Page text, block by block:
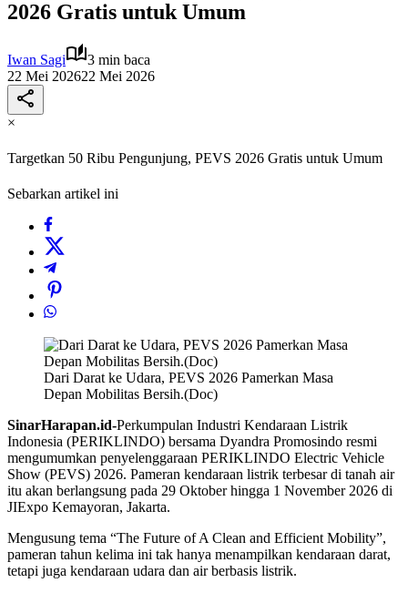
2026 Gratis untuk Umum
Iwan Sagi
3 min baca
22 Mei 202622 Mei 2026
×
Targetkan 50 Ribu Pengunjung, PEVS 2026 Gratis untuk Umum
Sebarkan artikel ini
Dari Darat ke Udara, PEVS 2026 Pamerkan Masa
Depan Mobilitas Bersih.(Doc)
SinarHarapan.id-Perkumpulan Industri Kendaraan Listrik
Indonesia (PERIKLINDO) bersama Dyandra Promosindo resmi
mengumumkan penyelenggaraan PERIKLINDO Electric Vehicle
Show (PEVS) 2026. Pameran kendaraan listrik terbesar di tanah air
itu akan berlangsung pada 29 Oktober hingga 1 November 2026 di
JIExpo Kemayoran, Jakarta.
Mengusung tema “The Future of A Clean and Efficient Mobility”,
pameran tahun kelima ini tak hanya menampilkan kendaraan darat,
tetapi juga kendaraan udara dan air berbasis listrik.